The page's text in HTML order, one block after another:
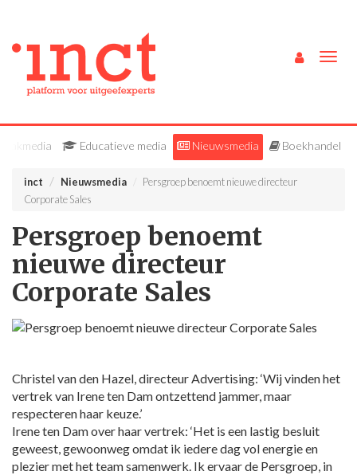
Vakmedia Educatieve media Nieuwsmedia Boekhandel
inct Nieuwsmedia
Persgroep benoemt nieuwe directeur
Corporate Sales
Persgroep benoemt
nieuwe directeur
Corporate Sales
Christel van den Hazel, directeur Advertising: ‘Wij vinden het
vertrek van Irene ten Dam ontzettend jammer, maar
respecteren haar keuze.’
Irene ten Dam over haar vertrek: ‘Het is een lastig besluit
geweest, gewoonweg omdat ik iedere dag vol energie en
plezier met het team samenwerk. Ik ervaar de Persgroep, in